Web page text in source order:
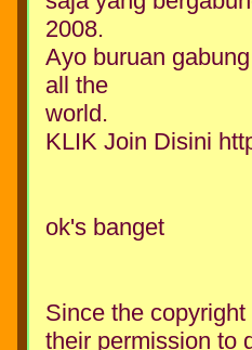
2008.
Ayo buruan
all the
world.
KLIK Join Disini
ok's banget
Since the
their permission to